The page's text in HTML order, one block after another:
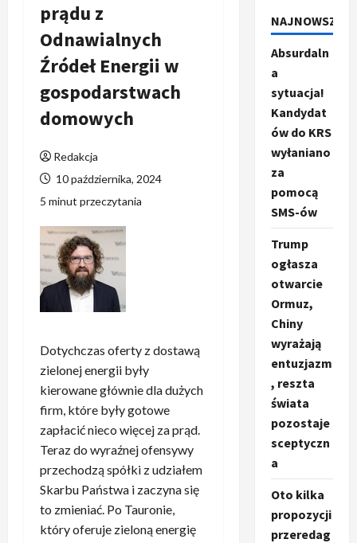
prądu z
Odnawialnych
Źródeł Energii w
gospodarstwach
domowych
Redakcja
10 października, 2024
5 minut przeczytania
Dotychczas oferty z dostawą
zielonej energii były
kierowane głównie dla dużych
firm, które były gotowe
zapłacić nieco więcej za prąd.
Teraz do wyraźnej ofensywy
przechodzą spółki z udziałem
Skarbu Państwa i zaczyna się
to zmieniać. Po Tauronie,
który oferuje zieloną energię
NAJNOWSZE
Absurdaln
a
sytuacja!
Kandydat
ów do KRS
wyłaniano
za
pomocą
SMS-ów
Trump
ogłasza
otwarcie
Ormuz,
Chiny
wyrażają
entuzjazm
, reszta
świata
pozostaje
sceptyczn
a
Oto kilka
propozycji
przeredag